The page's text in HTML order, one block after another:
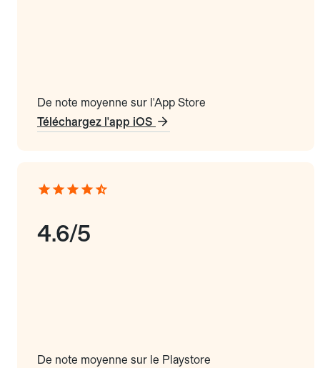
De note moyenne sur l'App Store
Téléchargez l'app iOS
4.6/5
De note moyenne sur le Playstore